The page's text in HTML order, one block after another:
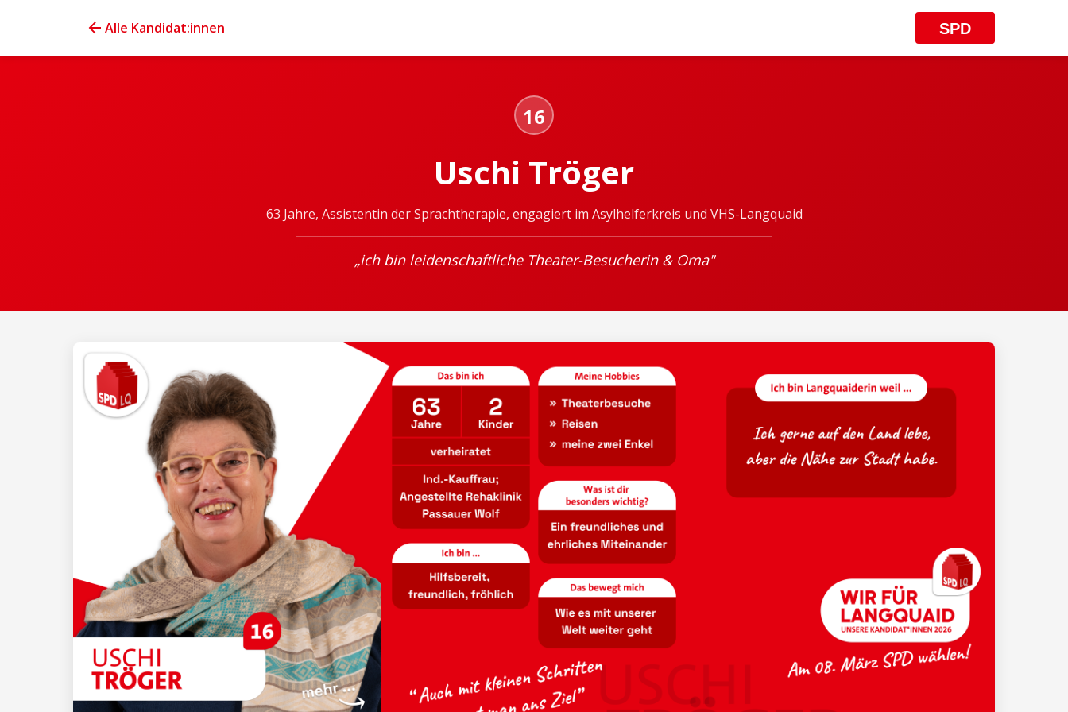
Alle Kandidat:innen SPD
16
Uschi Tröger
63 Jahre, Assistentin der Sprachtherapie, engagiert im Asylhelferkreis und VHS-Langquaid
„ich bin leidenschaftliche Theater-Besucherin & Oma"